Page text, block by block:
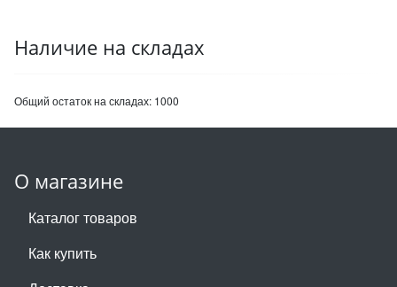
Наличие на складах
Общий остаток на складах: 1000
О магазине
Каталог товаров
Как купить